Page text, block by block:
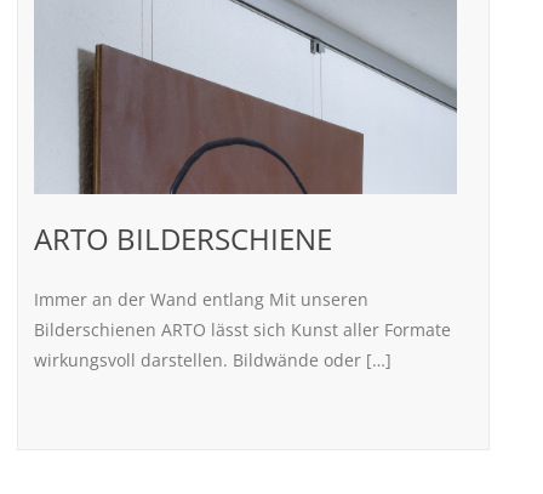
ARTO BILDERSCHIENE
Immer an der Wand entlang Mit unseren
Bilderschienen ARTO lässt sich Kunst aller Formate
wirkungsvoll darstellen. Bildwände oder […]